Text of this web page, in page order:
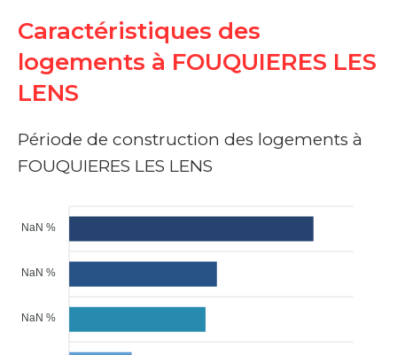
Caractéristiques des
logements à FOUQUIERES LES
LENS
Période de construction des logements à
FOUQUIERES LES LENS
NaN %
NaN %
NaN %